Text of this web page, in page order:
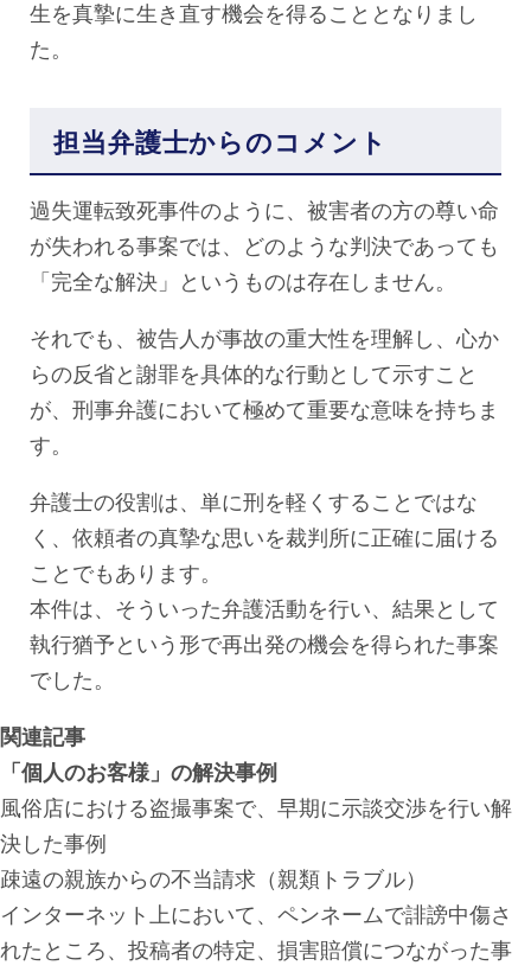
生を真摯に生き直す機会を得ることとなりまし
た。
担当弁護士からのコメント
過失運転致死事件のように、被害者の方の尊い命
が失われる事案では、どのような判決であっても
「完全な解決」というものは存在しません。
それでも、被告人が事故の重大性を理解し、心か
らの反省と謝罪を具体的な行動として示すこと
が、刑事弁護において極めて重要な意味を持ちま
す。
弁護士の役割は、単に刑を軽くすることではな
く、依頼者の真摯な思いを裁判所に正確に届ける
ことでもあります。
本件は、そういった弁護活動を行い、結果として
執行猶予という形で再出発の機会を得られた事案
でした。
関連記事
「個人のお客様」の解決事例
風俗店における盗撮事案で、早期に示談交渉を行い解
決した事例
疎遠の親族からの不当請求（親類トラブル）
インターネット上において、ペンネームで誹謗中傷さ
れたところ、投稿者の特定、損害賠償につながった事